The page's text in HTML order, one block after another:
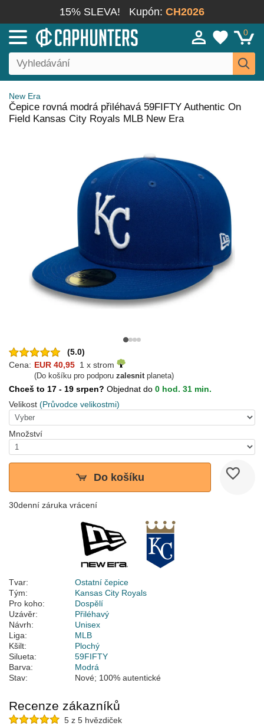
15% SLEVA! Kupón: CH2026
0
New Era
Čepice rovná modrá přiléhavá 59FIFTY Authentic On
Field Kansas City Royals MLB New Era
(5.0)
Cena: EUR 40,95 1 x strom
(Do košíku pro podporu zalesnitplaneta)
Chceš to 17 - 19 srpen? Objednat do 0 hod. 31 min.
Velikost (Průvodce velikostmi)
Množství
Do košíku
30denní záruka vrácení
Tvar:
Ostatní čepice
Tým:
Kansas City Royals
Pro koho:
Dospělí
Uzávěr:
Přiléhavý
Návrh:
Unisex
Liga:
MLB
Kšilt:
Plochý
Silueta:
59FIFTY
Barva:
Modrá
Stav:
Nové; 100% autentické
Recenze zákazníků
5 z 5 hvězdiček